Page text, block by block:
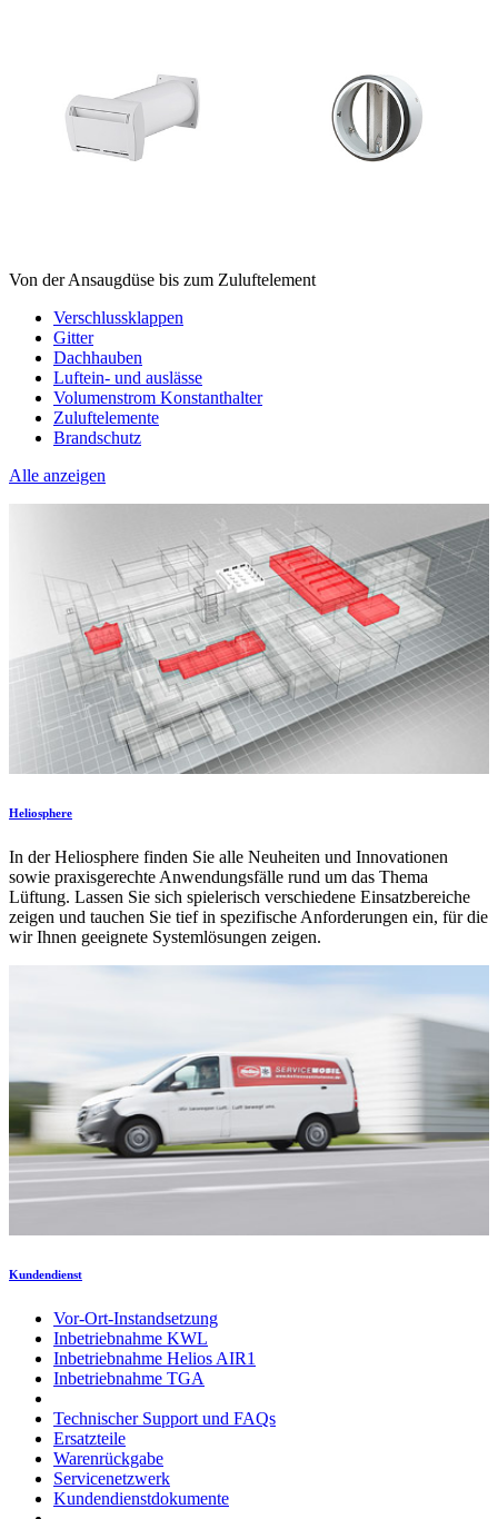
Von der Ansaugdüse bis zum Zuluftelement
Verschlussklappen
Gitter
Dachhauben
Luftein- und auslässe
Volumenstrom Konstanthalter
Zuluftelemente
Brandschutz
Alle anzeigen
Heliosphere
In der Heliosphere finden Sie alle Neuheiten und Innovationen
sowie praxisgerechte Anwendungsfälle rund um das Thema
Lüftung. Lassen Sie sich spielerisch verschiedene Einsatzbereiche
zeigen und tauchen Sie tief in spezifische Anforderungen ein, für die
wir Ihnen geeignete Systemlösungen zeigen.
Kundendienst
Vor-Ort-Instandsetzung
Inbetriebnahme KWL
Inbetriebnahme Helios AIR1
Inbetriebnahme TGA
Technischer Support und FAQs
Ersatzteile
Warenrückgabe
Servicenetzwerk
Kundendienstdokumente